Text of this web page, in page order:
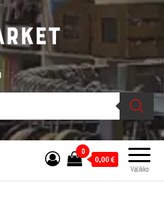
ja kivijalassa
Stupido Market on vaihtoehtomusaan
erikoistunut verkko- sekä
kivijalkakauppa Helsingissä Kallion
sydämessä.
Valikko
0
0,00€